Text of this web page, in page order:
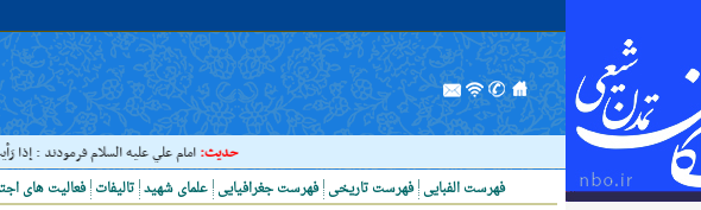
حدیث:امام علي عليه السلام فرمودند : إذا
فعالیت های تالیفات علمای شهید فهرست جغرافیایی فهرست تاریخی فهرست الفبایی